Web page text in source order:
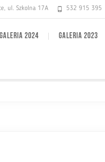
ul. Szkolna 17A 532 915 395
GALERIA 2024 GALERIA 2023